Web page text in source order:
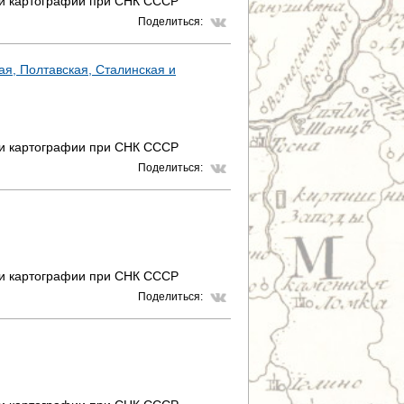
Поделиться:
Полтавская, Сталинская и
картографии при СНК СССР
Поделиться:
картографии при СНК СССР
Поделиться: